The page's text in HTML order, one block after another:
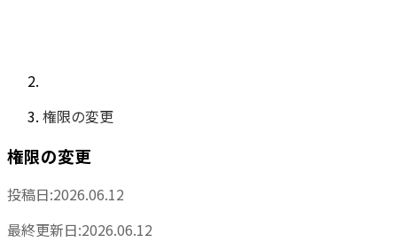
権限の変更
権限の変更
投稿日:2026.06.12
最終更新日:2026.06.12